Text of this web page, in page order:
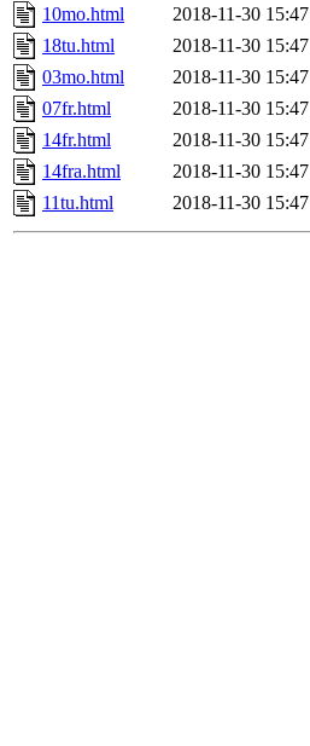
10mo.html
2018-11-30 15:47
18tu.html
2018-11-30 15:47
03mo.html
2018-11-30 15:47
07fr.html
2018-11-30 15:47
14fr.html
2018-11-30 15:47
14fra.html
2018-11-30 15:47
11tu.html
2018-11-30 15:47